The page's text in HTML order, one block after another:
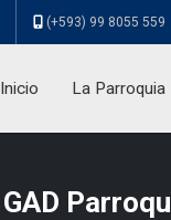
(+593) 99 8055 559
Inicio La Parroquia
GAD